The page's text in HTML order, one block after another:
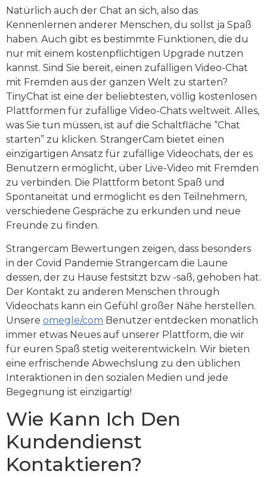
Natürlich auch der Chat an sich, also das
Kennenlernen anderer Menschen, du sollst ja Spaß
haben. Auch gibt es bestimmte Funktionen, die du
nur mit einem kostenpflichtigen Upgrade nutzen
kannst. Sind Sie bereit, einen zufälligen Video-Chat
mit Fremden aus der ganzen Welt zu starten?
TinyChat ist eine der beliebtesten, völlig kostenlosen
Plattformen für zufällige Video-Chats weltweit. Alles,
was Sie tun müssen, ist auf die Schaltfläche “Chat
starten” zu klicken. StrangerCam bietet einen
einzigartigen Ansatz für zufällige Videochats, der es
Benutzern ermöglicht, über Live-Video mit Fremden
zu verbinden. Die Plattform betont Spaß und
Spontaneität und ermöglicht es den Teilnehmern,
verschiedene Gespräche zu erkunden und neue
Freunde zu finden.
Strangercam Bewertungen zeigen, dass besonders
in der Covid Pandemie Strangercam die Laune
dessen, der zu Hause festsitzt bzw -saß, gehoben hat.
Der Kontakt zu anderen Menschen through
Videochats kann ein Gefühl großer Nähe herstellen.
Unsere omegle/com Benutzer entdecken monatlich
immer etwas Neues auf unserer Plattform, die wir
für euren Spaß stetig weiterentwickeln. Wir bieten
eine erfrischende Abwechslung zu den üblichen
Interaktionen in den sozialen Medien und jede
Begegnung ist einzigartig!
Wie Kann Ich Den
Kundendienst
Kontaktieren?